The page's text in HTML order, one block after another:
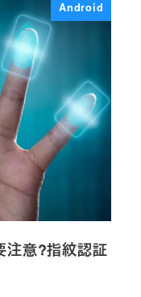
Android
意?指紋認証